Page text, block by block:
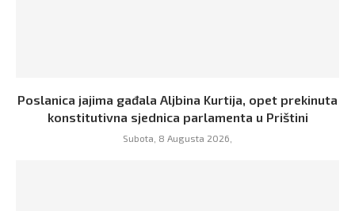
Poslanica jajima gađala Aljbina Kurtija, opet prekinuta
konstitutivna sjednica parlamenta u Prištini
Subota, 8 Augusta 2026,